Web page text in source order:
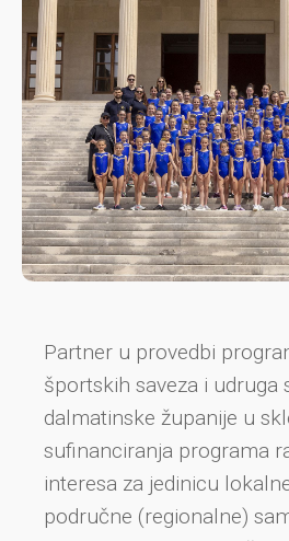
Partner u provedbi
športskih saveza i udruga
dalmatinske županije u
sufinanciranja programa
interesa za jedinicu
područne (regionalne)